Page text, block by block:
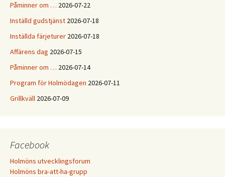
Påminner om … 2026-07-22
Inställd gudstjänst 2026-07-18
Inställda färjeturer 2026-07-18
Affärens dag 2026-07-15
Påminner om … 2026-07-14
Program för Holmödagen 2026-07-11
Grillkväll 2026-07-09
Facebook
Holmöns utvecklingsforum
Holmöns bra-att-ha-grupp